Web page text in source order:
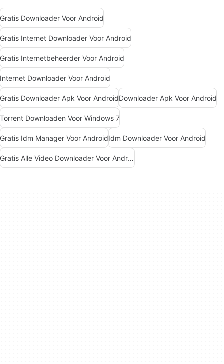
Gratis Downloader Voor Android
Gratis Internet Downloader Voor Android
Gratis Internetbeheerder Voor Android
Internet Downloader Voor Android
Gratis Downloader Apk Voor AndroidDownloader Apk Voor Android
Torrent Downloaden Voor Windows 7
Gratis Idm Manager Voor AndroidIdm Downloader Voor Android
Gratis Alle Video Downloader Voor Android